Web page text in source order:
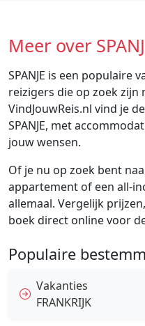
Meer over
SPANJE is een populaire
reizigers die op zoek zijn
VindJouwReis.nl vind je
SPANJE, met
jouw wensen.
Of je nu op zoek bent
appartement of een all-
allemaal. Vergelijk
boek direct online voor
Populaire
Vakanties
FRANKRIJK